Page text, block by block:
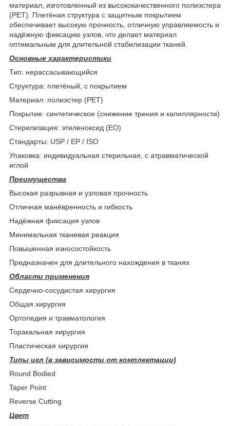
материал, изготовленный из высококачественного полиэстера
(PET). Плетёная структура с защитным покрытием
обеспечивает высокую прочность, отличную управляемость и
надёжную фиксацию узлов, что делает материал
оптимальным для длительной стабилизации тканей.
Основные характеристики
Тип: нерассасывающийся
Структура: плетёный, с покрытием
Материал: полиэстер (PET)
Покрытие: синтетическое (снижение трения и капиллярности)
Стерилизация: этиленоксид (EO)
Стандарты: USP / EP / ISO
Упаковка: индивидуальная стерильная, с атравматической
иглой
Преимущества
Высокая разрывная и узловая прочность
Отличная манёвренность и гибкость
Надёжная фиксация узлов
Минимальная тканевая реакция
Повышенная износостойкость
Предназначен для длительного нахождения в тканях
Области применения
Сердечно-сосудистая хирургия
Общая хирургия
Ортопедия и травматология
Торакальная хирургия
Пластическая хирургия
Типы игл (в зависимости от комплектации)
Round Bodied
Taper Point
Reverse Cutting
Цвет